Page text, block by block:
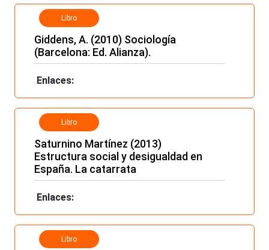
Libro
Giddens, A. (2010) Sociología
(Barcelona: Ed. Alianza).
Enlaces:
Libro
Saturnino Martínez (2013)
Estructura social y desigualdad en
España. La catarrata
Enlaces:
Libro